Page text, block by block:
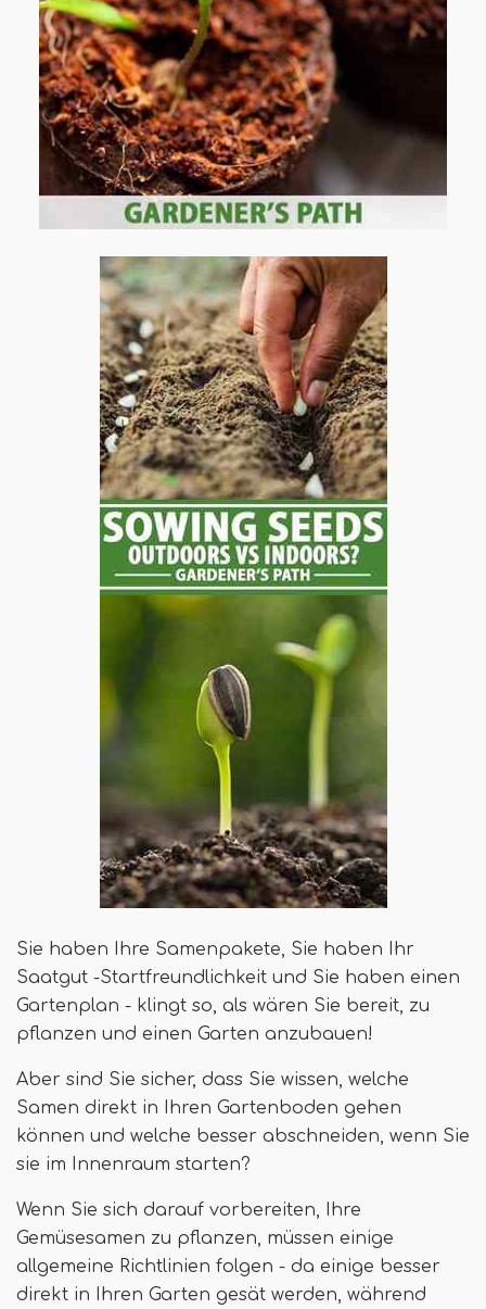
Sie haben Ihre Samenpakete, Sie haben Ihr
Saatgut -Startfreundlichkeit und Sie haben einen
Gartenplan - klingt so, als wären Sie bereit, zu
pflanzen und einen Garten anzubauen!
Aber sind Sie sicher, dass Sie wissen, welche
Samen direkt in Ihren Gartenboden gehen
können und welche besser abschneiden, wenn Sie
sie im Innenraum starten?
Wenn Sie sich darauf vorbereiten, Ihre
Gemüsesamen zu pflanzen, müssen einige
allgemeine Richtlinien folgen - da einige besser
direkt in Ihren Garten gesät werden, während